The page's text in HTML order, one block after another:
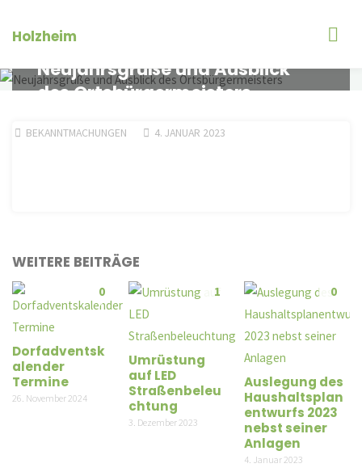
InhaltHolzheim
Neujahrsgrüße und Ausblick
des Ortsbürgermeisters
BEKANNTMACHUNGEN 4. JANUAR 2023
WEITERE BEITRÄGE
0
Dorfadventsk
alender
Termine
26. November 2024
1
Umrüstung
auf LED
Straßenbeleu
chtung
3. Dezember 2023
0
Auslegung des
Haushaltsplan
entwurfs 2023
nebst seiner
Anlagen
4. Januar 2023